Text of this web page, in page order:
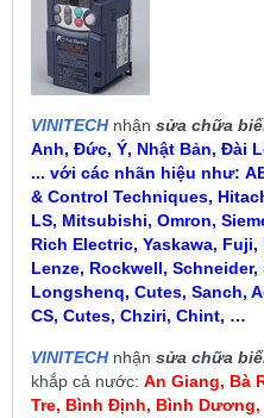
VINITECHnhận sửa chữa
Anh, Đức, Ý, Nhật Bản, Đài
... với các nhãn hiệu như:
& Control Techniques,
LS, Mitsubishi, Omron,
Rich Electric, Yaskawa,
Lenze, Rockwell,
Longshenq, Cutes, Sanch,
CS, Cutes, Chziri, Chint, …
VINITECHnhận sửa chữa
khắp cả nước: An Giang, Bà
Tre, Bình Định, Bình